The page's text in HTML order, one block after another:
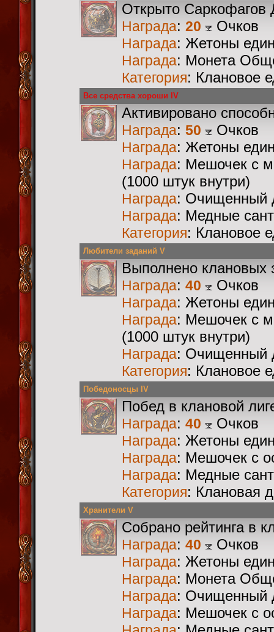
Открыто Саркофагов
Награда: 20 Очков
Награда: Жетоны
Награда: Монета
Категория: Клановое
Все средства хороши IV
Активировано
Награда: 50 Очков
Награда: Жетоны
Награда: Мешочек с
(1000 штук внутри)
Награда: Очищенный
Награда: Медные
Категория: Клановое
Любители заданий V
Выполнено клановых
Награда: 40 Очков
Награда: Жетоны
Награда: Мешочек с
(1000 штук внутри)
Награда: Очищенный
Категория: Клановое
Победоносцы IV
Побед в клановой
Награда: 40 Очков
Награда: Жетоны
Награда: Мешочек с
Награда: Медные
Категория: Клановая
Хранители V
Собрано рейтинга в
Награда: 40 Очков
Награда: Жетоны
Награда: Монета
Награда: Очищенный
Награда: Мешочек с